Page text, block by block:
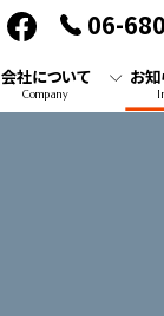
06-
会社について
Company
お知